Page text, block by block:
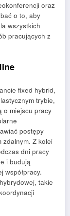
oraz
o to, aby
wszystkich
pracujących z
fixed hybrid,
trybie,
o miejscu pracy
postępy
zdalnym. Z kolei
dni pracy
i budują
współpracy.
takie